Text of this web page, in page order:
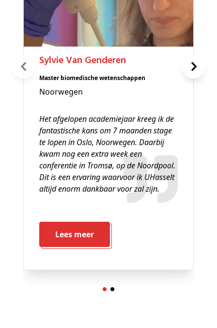
Sylvie Van Genderen
Master biomedische wetenschappen
Noorwegen
Het afgelopen academiejaar kreeg ik de
fantastische kans om 7 maanden stage
te lopen in Oslo, Noorwegen. Daarbij
kwam nog een extra week een
conferentie in Tromsø, op de Noordpool.
Dit is een ervaring waarvoor ik UHasselt
altijd enorm dankbaar voor zal zijn.
Lees meer